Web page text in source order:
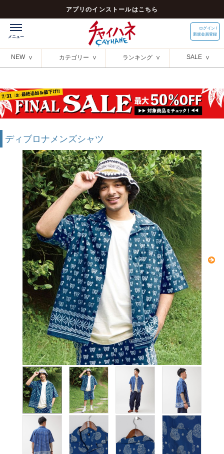
アプリのインストールはこちら
ログイン /
新規会員登録
NEW カテゴリー ランキング SALE
ディブロナメンズシャツ